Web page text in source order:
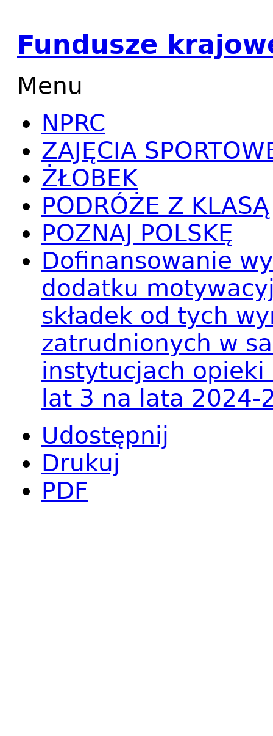
Fundusze
Menu
NPRC
ZAJĘCIA
ŻŁOBEK
PODRÓŻE Z KLASĄ
POZNAJ POLSKĘ
Dofinansowanie
dodatku
składek od tych
zatrudnionych w
instytucjach
lat 3 na lata 2024-
Udostępnij
Drukuj
PDF